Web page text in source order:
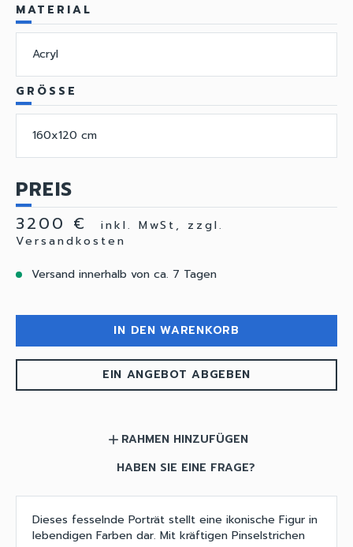
MATERIAL
Acryl
GRÖSSE
160x120 cm
PREIS
3200 €
inkl. MwSt, zzgl.
Versandkosten
Versand innerhalb von ca. 7 Tagen
IN DEN WARENKORB
EIN ANGEBOT ABGEBEN
add RAHMEN HINZUFÜGEN
HABEN SIE EINE FRAGE?
Dieses fesselnde Porträt stellt eine ikonische Figur in
lebendigen Farben dar. Mit kräftigen Pinselstrichen